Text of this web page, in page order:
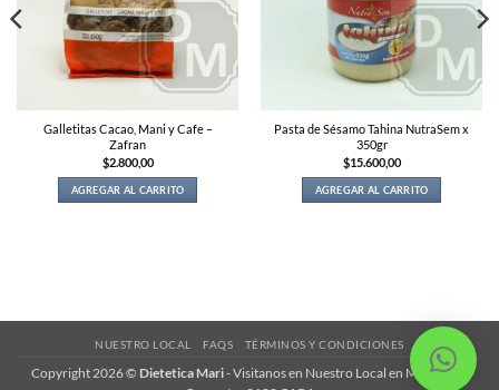
Galletitas Cacao, Mani y Cafe –
Zafran
$2.800,00
AGREGAR AL CARRITO
Pasta de Sésamo Tahina NutraSem x
350gr
$15.600,00
AGREGAR AL CARRITO
NUESTRO LOCAL FAQS TÉRMINOS Y CONDICIONES
Copyright 2026 © Dietetica Mari-Visitanos en Nuestro Local en Magariños